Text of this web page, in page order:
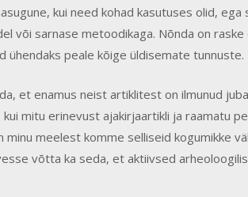
kui need kohad kasutuses olid,
või sarnase metoodikaga. Nõnda on raske
ühendaks peale kõige üldisemate tunnuste.
et enamus neist artiklitest on ilmunud
mitu erinevust ajakirjaartikli ja raamatu
meelest komme selliseid kogumikke
võtta ka seda, et aktiivsed